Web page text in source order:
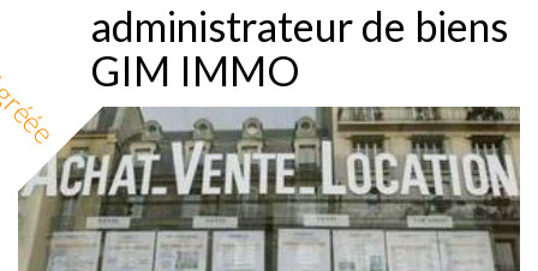
administrateur de biens
GIM IMMO